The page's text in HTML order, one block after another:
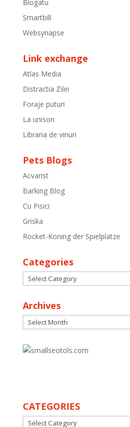
Blogatu
Smartbill
Websynapse
Link exchange
Atlas Media
Distractia Zilei
Foraje puturi
La unison
Libraria de vinuri
Pets Blogs
Acvarist
Barking Blog
Cu Pisici
Griska
Rocket-Koning der Spielplatze
Categories
Categories
Archives
Archives
CATEGORIES
CATEGORIES